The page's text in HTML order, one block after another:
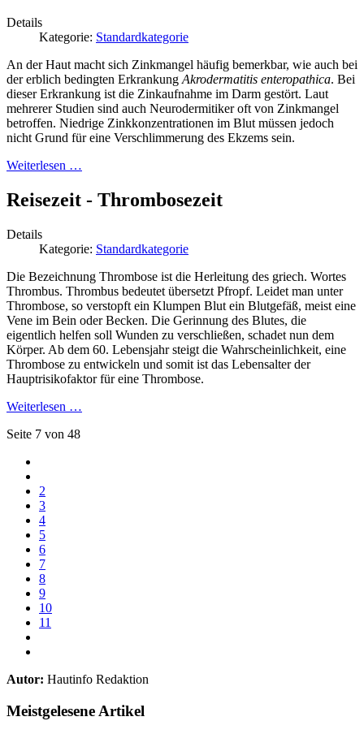
Details
Kategorie: Standardkategorie
An der Haut macht sich Zinkmangel häufig bemerkbar, wie auch bei
der erblich bedingten Erkrankung Akrodermatitis enteropathica. Bei
dieser Erkrankung ist die Zinkaufnahme im Darm gestört. Laut
mehrerer Studien sind auch Neurodermitiker oft von Zinkmangel
betroffen. Niedrige Zinkkonzentrationen im Blut müssen jedoch
nicht Grund für eine Verschlimmerung des Ekzems sein.
Weiterlesen …
Reisezeit - Thrombosezeit
Details
Kategorie: Standardkategorie
Die Bezeichnung Thrombose ist die Herleitung des griech. Wortes
Thrombus. Thrombus bedeutet übersetzt Pfropf. Leidet man unter
Thrombose, so verstopft ein Klumpen Blut ein Blutgefäß, meist eine
Vene im Bein oder Becken. Die Gerinnung des Blutes, die
eigentlich helfen soll Wunden zu verschließen, schadet nun dem
Körper. Ab dem 60. Lebensjahr steigt die Wahrscheinlichkeit, eine
Thrombose zu entwickeln und somit ist das Lebensalter der
Hauptrisikofaktor für eine Thrombose.
Weiterlesen …
Seite 7 von 48
2
3
4
5
6
7
8
9
10
11
Autor: Hautinfo Redaktion
Meistgelesene Artikel